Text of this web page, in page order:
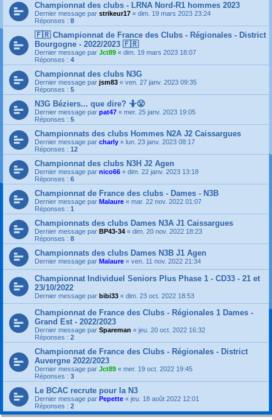
Championnat des clubs - LRNA Nord-R1 hommes 2023
Dernier message par strikeur17 « dim. 19 mars 2023 23:24
Réponses : 8
🇫🇷 Championnat de France des Clubs - Régionales - District
Bourgogne - 2022/2023 🇫🇷
Dernier message par Jct89 « dim. 19 mars 2023 18:07
Réponses : 4
Championnat des clubs N3G
Dernier message par jsm83 « ven. 27 janv. 2023 09:35
Réponses : 5
N3G Béziers... que dire? 🤷😤
Dernier message par pat47 « mer. 25 janv. 2023 19:05
Réponses : 5
Championnats des clubs Hommes N2A J2 Caissargues
Dernier message par charly « lun. 23 janv. 2023 08:17
Réponses : 12
Championnat des clubs N3H J2 Agen
Dernier message par nico66 « dim. 22 janv. 2023 13:18
Réponses : 6
Championnat de France des clubs - Dames - N3B
Dernier message par Malaure « mar. 22 nov. 2022 01:07
Réponses : 1
Championnats des clubs Dames N3A J1 Caissargues
Dernier message par BP43-34 « dim. 20 nov. 2022 18:23
Réponses : 8
Championnats des clubs Dames N3B J1 Agen
Dernier message par Malaure « ven. 11 nov. 2022 21:34
Championnat Individuel Seniors Plus Phase 1 - CD33 - 21 et
23/10/2022
Dernier message par bibi33 « dim. 23 oct. 2022 18:53
Championnat de France des Clubs - Régionales 1 Dames -
Grand Est - 2022/2023
Dernier message par Spareman « jeu. 20 oct. 2022 16:32
Réponses : 2
Championnat de France des Clubs - Régionales - District
Auvergne 2022/2023
Dernier message par Jct89 « mer. 19 oct. 2022 19:45
Réponses : 3
Le BCAC recrute pour la N3
Dernier message par Pepette « jeu. 18 août 2022 12:01
Réponses : 2